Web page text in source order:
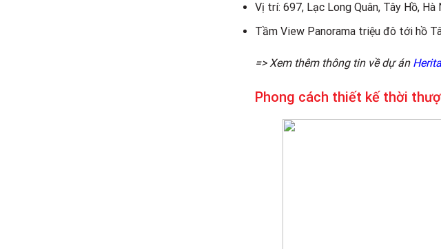
Vị trí: 697, Lạc Long Quân, Tây Hồ, Hà
Tầm View Panorama triệu đô tới hồ
=> Xem thêm thông tin về dự án
Phong cách thiết kế thời